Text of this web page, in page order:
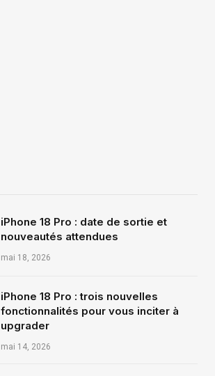
iPhone 18 Pro : date de sortie et
nouveautés attendues
mai 18, 2026
iPhone 18 Pro : trois nouvelles
fonctionnalités pour vous inciter à
upgrader
mai 14, 2026